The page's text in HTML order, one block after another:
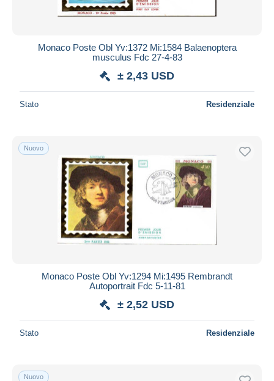
Monaco Poste Obl Yv:1372 Mi:1584 Balaenoptera
musculus Fdc 27-4-83
± 2,43 USD
Stato Residenziale
Nuovo
Monaco Poste Obl Yv:1294 Mi:1495 Rembrandt
Autoportrait Fdc 5-11-81
± 2,52 USD
Stato Residenziale
Nuovo